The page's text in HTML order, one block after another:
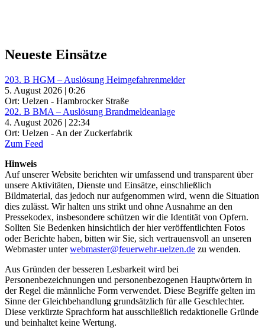
Neueste Einsätze
203. B HGM – Auslösung Heimgefahrenmelder
5. August 2026 | 0:26
Ort: Uelzen - Hambrocker Straße
202. B BMA – Auslösung Brandmeldeanlage
4. August 2026 | 22:34
Ort: Uelzen - An der Zuckerfabrik
Zum Feed
Hinweis
Auf unserer Website berichten wir umfassend und transparent über
unsere Aktivitäten, Dienste und Einsätze, einschließlich
Bildmaterial, das jedoch nur aufgenommen wird, wenn die Situation
dies zulässt. Wir halten uns strikt und ohne Ausnahme an den
Pressekodex, insbesondere schützen wir die Identität von Opfern.
Sollten Sie Bedenken hinsichtlich der hier veröffentlichten Fotos
oder Berichte haben, bitten wir Sie, sich vertrauensvoll an unseren
Webmaster unterwebmaster@feuerwehr-uelzen.de zu wenden.
Aus Gründen der besseren Lesbarkeit wird bei
Personenbezeichnungen und personenbezogenen Hauptwörtern in
der Regel die männliche Form verwendet. Diese Begriffe gelten im
Sinne der Gleichbehandlung grundsätzlich für alle Geschlechter.
Diese verkürzte Sprachform hat ausschließlich redaktionelle Gründe
und beinhaltet keine Wertung.